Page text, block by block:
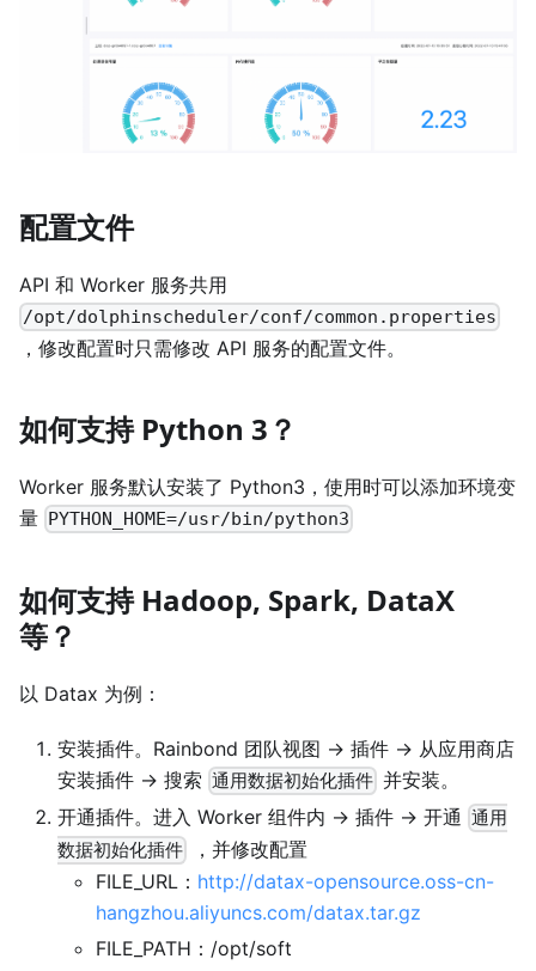
配置文件
API 和 Worker 服务共用
/opt/dolphinscheduler/conf/common.properties
，修改配置时只需修改 API 服务的配置文件。
如何支持 Python 3？
Worker 服务默认安装了 Python3，使用时可以添加环境变
量 PYTHON_HOME=/usr/bin/python3
如何支持 Hadoop, Spark, DataX
等？
以 Datax 为例：
安装插件。Rainbond 团队视图 -> 插件 -> 从应用商店
安装插件 -> 搜索 通用数据初始化插件 并安装。
开通插件。进入 Worker 组件内 -> 插件 -> 开通 通用
数据初始化插件
，并修改配置
FILE_URL： http://datax-opensource.oss-cn-
hangzhou.aliyuncs.com/datax.tar.gz
FILE_PATH：/opt/soft